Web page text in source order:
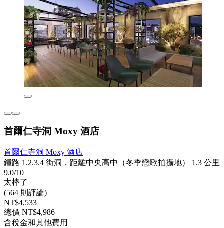
首爾仁寺洞 Moxy 酒店
首爾仁寺洞 Moxy 酒店
鍾路 1.2.3.4 街洞，距離中央高中（冬季戀歌拍攝地） 1.3 公里
9.0/10
太棒了
(564 則評論)
NT$4,533
總價 NT$4,986
含稅金和其他費用